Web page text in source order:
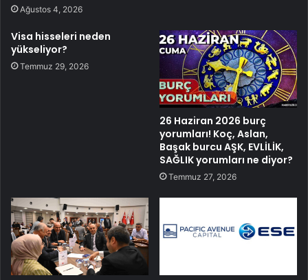
Ağustos 4, 2026
Visa hisseleri neden
yükseliyor?
Temmuz 29, 2026
26 Haziran 2026 burç
yorumları! Koç, Aslan,
Başak burcu AŞK, EVLİLİK,
SAĞLIK yorumları ne diyor?
Temmuz 27, 2026